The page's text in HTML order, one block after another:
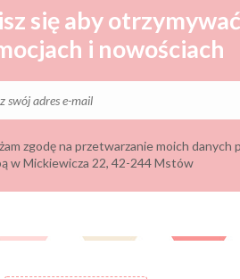
się aby
i nowościach
zgodę na przetwarzanie moich
w Mickiewicza 22, 42-244 Mstów